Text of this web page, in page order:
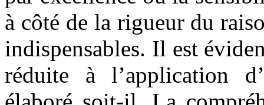
à côté de la rigueur du
indispensables. Il est
réduite à l’application